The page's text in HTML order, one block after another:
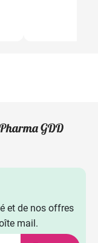
et de nos offres
mail.